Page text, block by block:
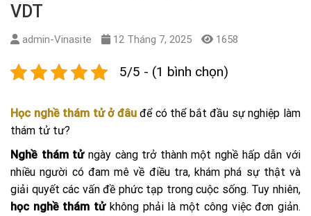
VDT
admin-Vinasite 12 Tháng 7, 2025 1658
5/5 - (1 bình chọn)
Học nghề thám tử ở đâuđể có thể bắt đầu sự nghiệp làm
thám tử tư?
Nghề thám tửngày càng trở thành một nghề hấp dẫn với
nhiều người có đam mê về điều tra, khám phá sự thật và
giải quyết các vấn đề phức tạp trong cuộc sống. Tuy nhiên,
học nghề thám tửkhông phải là một công việc đơn giản.